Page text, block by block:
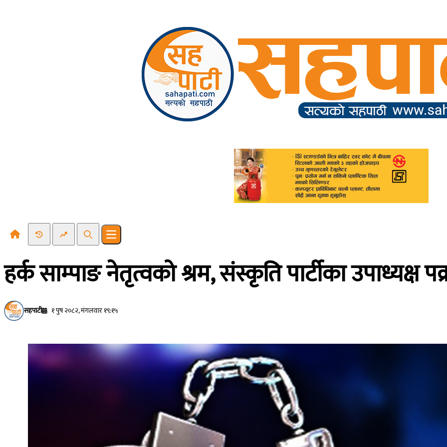
Recent NewsTrending News
SearchOpen main menu
हर्क साम्पाङ नेतृत्वको श्रम, संस्कृति पार्टीका उपाध्यक्ष
सहपाटी १ पुष २०८२, मंगलवार १९:१५